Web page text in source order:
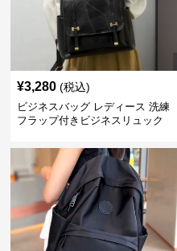
¥3,280 (税込)
ビジネスバッグ レディース 洗練
フラップ付きビジネスリュック